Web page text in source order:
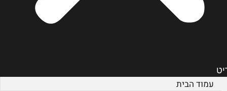
עמוד הבית